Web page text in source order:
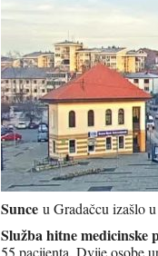
Sunce u Gradačcu izašlo u
Služba hitne medicinske
55 pacijenta. Dvije osobe